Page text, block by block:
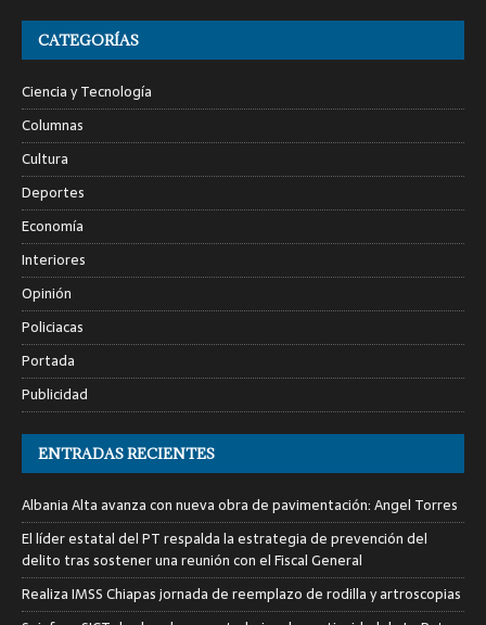
CATEGORÍAS
Ciencia y Tecnología
Columnas
Cultura
Deportes
Economía
Interiores
Opinión
Policiacas
Portada
Publicidad
ENTRADAS RECIENTES
Albania Alta avanza con nueva obra de pavimentación: Angel Torres
El líder estatal del PT respalda la estrategia de prevención del
delito tras sostener una reunión con el Fiscal General
Realiza IMSS Chiapas jornada de reemplazo de rodilla y artroscopias